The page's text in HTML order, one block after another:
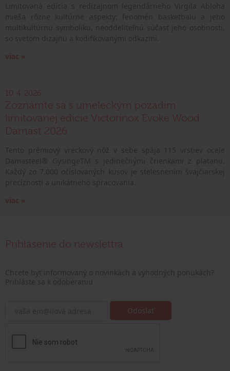
viac »
10. 4. 2026
Zoznámte sa s umeleckým pozadím
limitovanej edície Victorinox Evoke Wood
Damast 2026
viac »
Prihlásenie do newslettra